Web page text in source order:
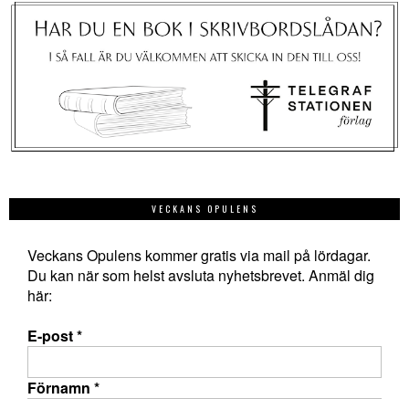
VECKANS OPULENS
Veckans Opulens kommer gratis via mail på lördagar.
Du kan när som helst avsluta nyhetsbrevet. Anmäl dig
här:
E-post*
Förnamn *